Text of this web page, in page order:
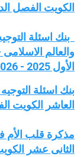
الكويت الفصل الدراسى
بنك اسئلة
والعالم
الأول 2025 - 2026
بنك اسئلة التوجيه
العاشر الكويت الفصل
مذكرة قلب الأم